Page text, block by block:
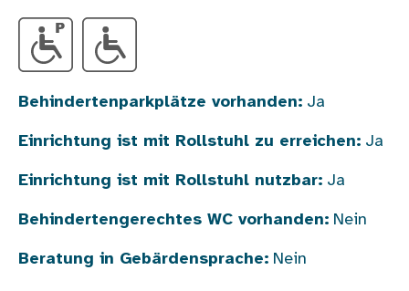
Behindertenparkplätze vorhanden: Ja
Einrichtung ist mit Rollstuhl zu erreichen: Ja
Einrichtung ist mit Rollstuhl nutzbar: Ja
Behindertengerechtes WC vorhanden: Nein
Beratung in Gebärdensprache: Nein